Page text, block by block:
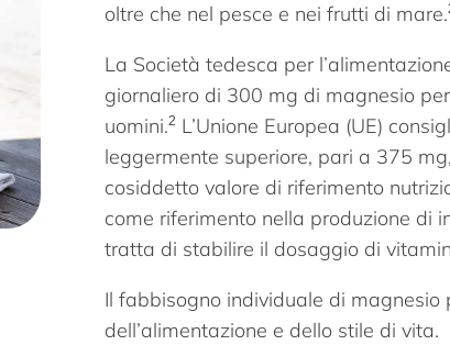
oltre che nel pesce e nei frutti di mare.
La Società tedesca per
giornaliero di 300 mg di magnesio
uomini.2 L’Unione Europea (UE)
leggermente superiore, pari a 375
cosiddetto valore di riferimento
come riferimento nella produzione di
tratta di stabilire il dosaggio di
Il fabbisogno individuale di magnesio
dell’alimentazione e dello stile di vita.